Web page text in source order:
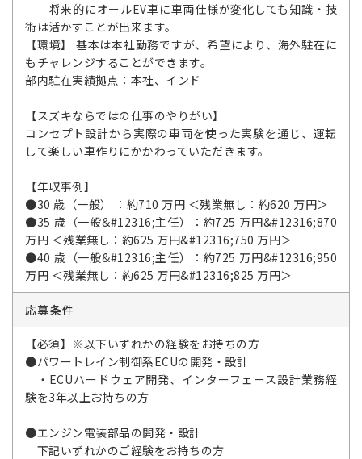
将来的にオールEV車に車両仕様が変化しても知識・技
術は活かすことが出来ます。
【環境】 基本は本社勤務ですが、希望により、海外駐在に
もチャレンジすることができます。
部内駐在実績拠点：本社、インド
【スズキならではの仕事のやりがい】
コンセプト設計から実際の車両を使った実験を通じ、運転
して楽しい車作りにかかわっていただきます。
【年収事例】
●30 歳（一般） ：約710 万円 ＜残業無し：約620 万円＞
●35 歳（一般&#12316;主任）：約725 万円&#12316;870
万円 ＜残業無し：約625 万円&#12316;750 万円＞
●40 歳（一般&#12316;主任）：約725 万円&#12316;950
万円 ＜残業無し：約625 万円&#12316;825 万円＞
応募条件
【必須】※以下いずれかの経験をお持ちの方
●パワートレイン制御系ECUの開発・設計
・ECUハードウェア開発、インターフェース設計業務経
験を3年以上お持ちの方
●エンジン電装部品の開発・設計
下記いずれかのご経験をお持ちの方